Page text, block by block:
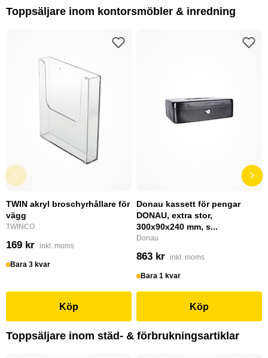
Toppsäljare inom kontorsmöbler & inredning
TWIN akryl broschyrhållare för
vägg
TWINCO
169 kr inkl. moms
Bara 3 kvar
Köp
Donau kassett för pengar
DONAU, extra stor,
300x90x240 mm, s...
Donau
863 kr inkl. moms
Bara 1 kvar
Köp
Toppsäljare inom städ- & förbrukningsartiklar